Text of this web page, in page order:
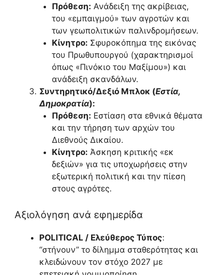
Πρόθεση: Ανάδειξη της ακρίβειας,
του «εμπαιγμού» των αγροτών και
των γεωπολιτικών παλινδρομήσεων.
Κίνητρο: Σφυροκόπημα της εικόνας
του Πρωθυπουργού (χαρακτηρισμοί
όπως «Πινόκιο του Μαξίμου») και
ανάδειξη σκανδάλων.
Συντηρητικό/Δεξιό Μπλοκ (Εστία,
Δημοκρατία):
Πρόθεση: Εστίαση στα εθνικά θέματα
και την τήρηση των αρχών του
Διεθνούς Δικαίου.
Κίνητρο: Άσκηση κριτικής «εκ
δεξιών» για τις υποχωρήσεις στην
εξωτερική πολιτική και την πίεση
στους αγρότες.
Αξιολόγηση ανά εφημερίδα
POLITICAL / Ελεύθερος Τύπος:
“στήνουν” το δίλημμα σταθερότητας και
κλειδώνουν τον στόχο 2027 με